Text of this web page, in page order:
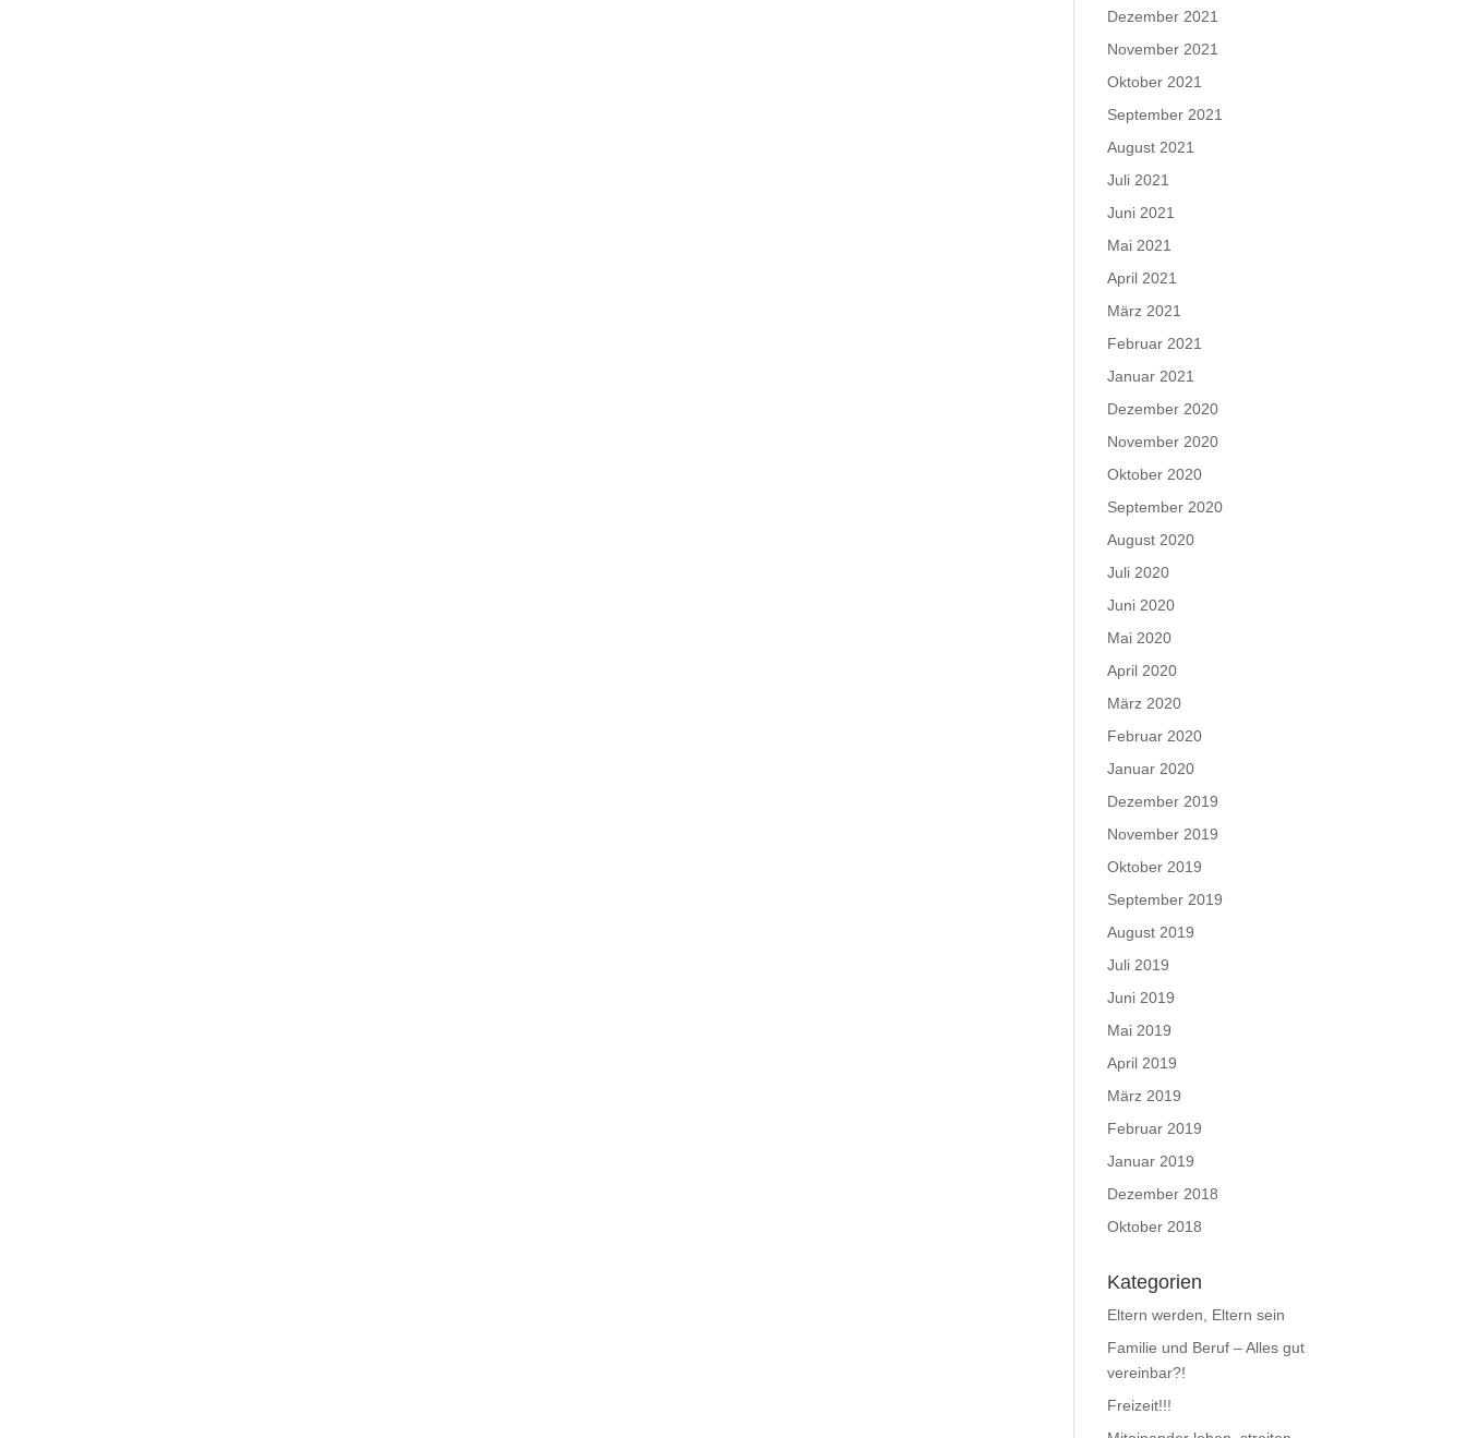
Dezember 2021
November 2021
Oktober 2021
September 2021
August 2021
Juli 2021
Juni 2021
Mai 2021
April 2021
März 2021
Februar 2021
Januar 2021
Dezember 2020
November 2020
Oktober 2020
September 2020
August 2020
Juli 2020
Juni 2020
Mai 2020
April 2020
März 2020
Februar 2020
Januar 2020
Dezember 2019
November 2019
Oktober 2019
September 2019
August 2019
Juli 2019
Juni 2019
Mai 2019
April 2019
März 2019
Februar 2019
Januar 2019
Dezember 2018
Oktober 2018
Kategorien
Eltern werden, Eltern sein
Familie und Beruf – Alles gut
vereinbar?!
Freizeit!!!